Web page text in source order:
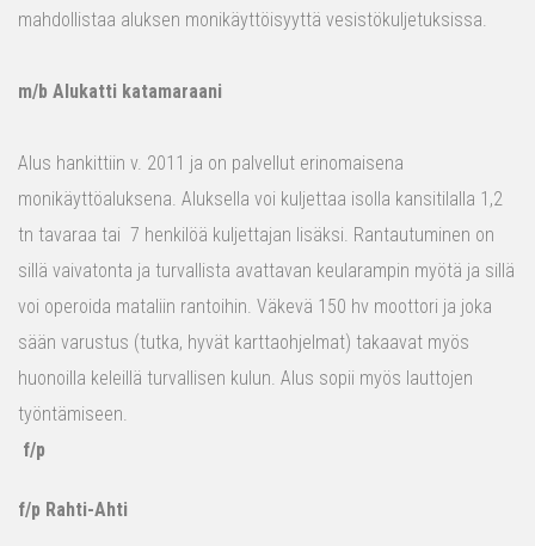
mahdollistaa aluksen monikäyttöisyyttä vesistökuljetuksissa.
m/b Alukatti katamaraani
Alus hankittiin v. 2011 ja on palvellut erinomaisena
monikäyttöaluksena. Aluksella voi kuljettaa isolla kansitilalla 1,2
tn tavaraa tai 7 henkilöä kuljettajan lisäksi. Rantautuminen on
sillä vaivatonta ja turvallista avattavan keularampin myötä ja sillä
voi operoida mataliin rantoihin. Väkevä 150 hv moottori ja joka
sään varustus (tutka, hyvät karttaohjelmat) takaavat myös
huonoilla keleillä turvallisen kulun. Alus sopii myös lauttojen
työntämiseen.
f/p
f/p Rahti-Ahti